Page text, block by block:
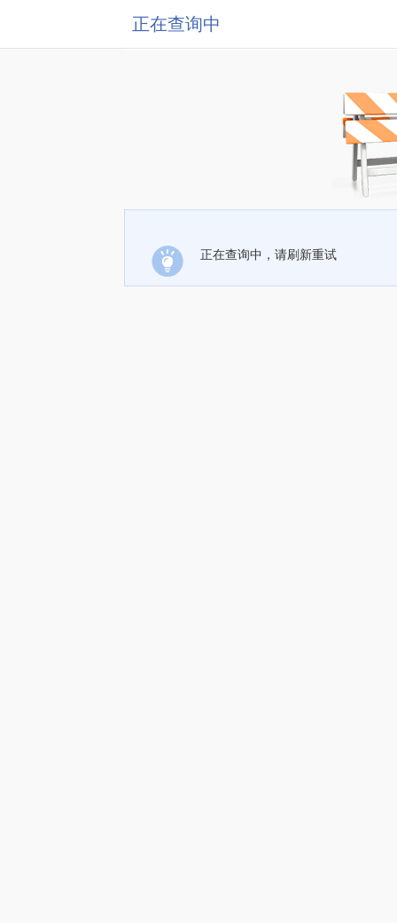
正在查询中
正在查询中，请刷新重试